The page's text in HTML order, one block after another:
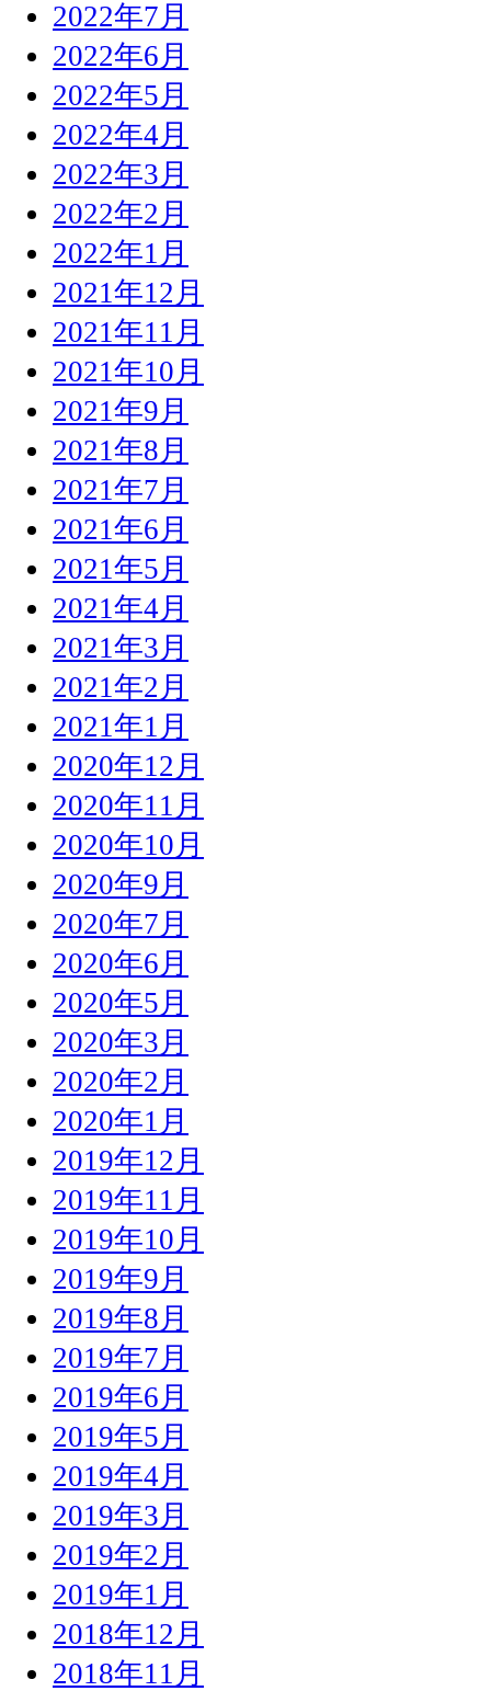
2022年7月
2022年6月
2022年5月
2022年4月
2022年3月
2022年2月
2022年1月
2021年12月
2021年11月
2021年10月
2021年9月
2021年8月
2021年7月
2021年6月
2021年5月
2021年4月
2021年3月
2021年2月
2021年1月
2020年12月
2020年11月
2020年10月
2020年9月
2020年7月
2020年6月
2020年5月
2020年3月
2020年2月
2020年1月
2019年12月
2019年11月
2019年10月
2019年9月
2019年8月
2019年7月
2019年6月
2019年5月
2019年4月
2019年3月
2019年2月
2019年1月
2018年12月
2018年11月